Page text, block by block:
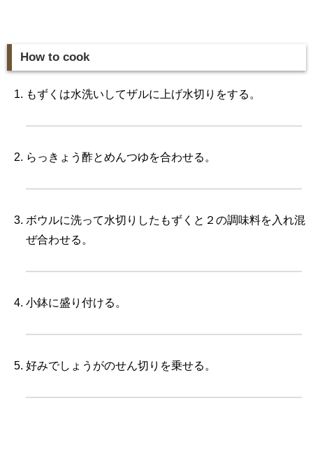
How to cook
もずくは水洗いしてザルに上げ水切りをする。
らっきょう酢とめんつゆを合わせる。
ボウルに洗って水切りしたもずくと２の調味料を入れ混
ぜ合わせる。
小鉢に盛り付ける。
好みでしょうがのせん切りを乗せる。